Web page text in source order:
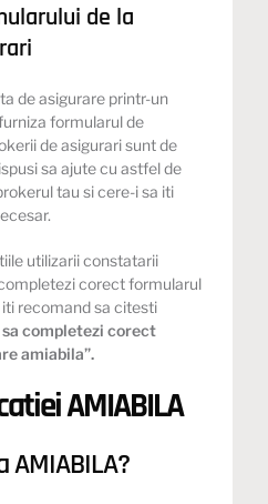
de la
de asigurare printr-un
formularul de
de asigurari sunt de
sa ajute cu astfel de
tau si cere-i sa iti
utilizarii constatarii
corect formularul
recomand sa citesti
sa completezi corect
amiabila”.
AMIABILA
AMIABILA?